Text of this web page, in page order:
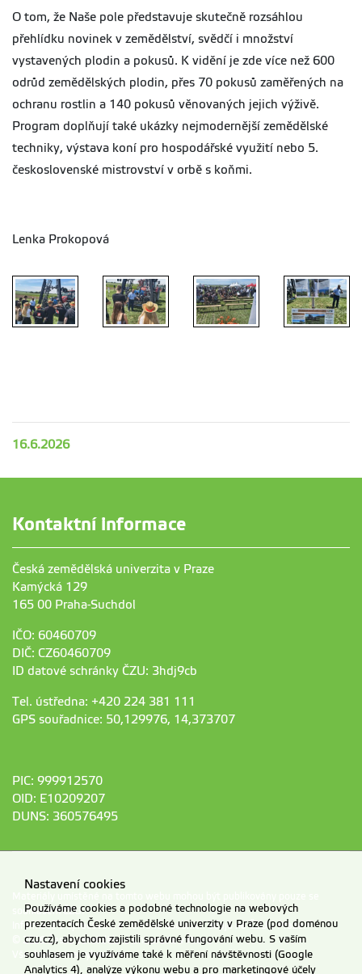
O tom, že Naše pole představuje skutečně rozsáhlou
přehlídku novinek v zemědělství, svědčí i množství
vystavených plodin a pokusů. K vidění je zde více než 600
odrůd zemědělských plodin, přes 70 pokusů zaměřených na
ochranu rostlin a 140 pokusů věnovaných jejich výživě.
Program doplňují také ukázky nejmodernější zemědělské
techniky, výstava koní pro hospodářské využití nebo 5.
československé mistrovství v orbě s koňmi.
Lenka Prokopová
16.6.2026
Kontaktní informace
Česká zemědělská univerzita v Praze
Kamýcká 129
165 00 Praha-Suchdol
IČO: 60460709
DIČ: CZ60460709
ID datové schránky ČZU: 3hdj9cb
Tel. ústředna: +420 224 381 111
GPS souřadnice: 50,129976, 14,373707
PIC: 999912570
OID: E10209207
DUNS: 360576495
souhlasem ČZU.
Informace o zpracování a ochraně osobních údajů na ČZU v Praze.
© 2026 Česká zemědělská univerzita v Praze
Všechna práva vyhrazena
Nastavení cookies
Používáme cookies a podobné technologie na webových
prezentacích České zemědělské univerzity v Praze (pod doménou
czu.cz), abychom zajistili správné fungování webu. S vaším
souhlasem je využíváme také k měření návštěvnosti (Google
Analytics 4), analýze výkonu webu a pro marketingové účely